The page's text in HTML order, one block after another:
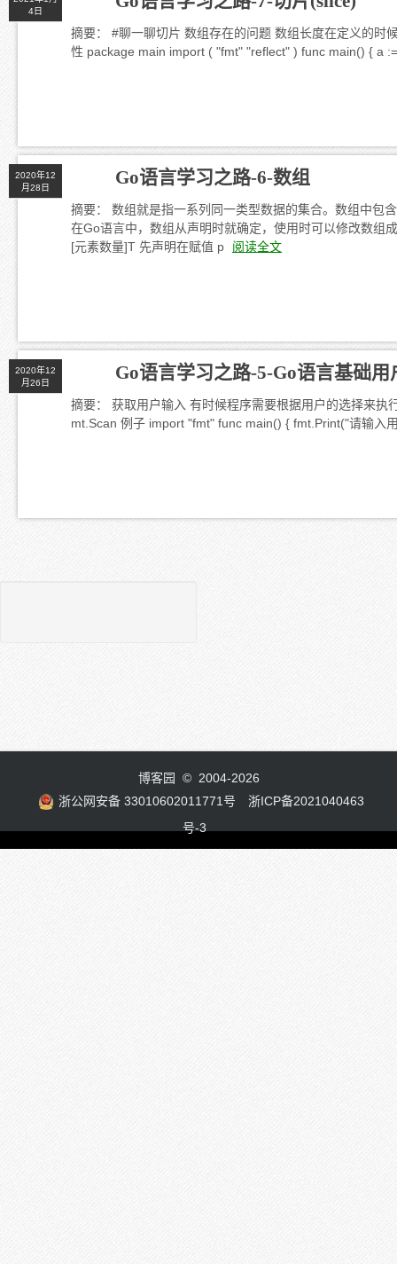
4日
摘要： #聊一聊切片 数组存在的问题 数组长度在定义的时
性 package main import ( "fmt" "reflect" ) func main() { a
2020年12
月28日
Go语言学习之路-6-数组
摘要： 数组就是指一系列同一类型数据的集合。数组中包
在Go语言中，数组从声明时就确定，使用时可以修改数组
[元素数量]T 先声明在赋值 p
阅读全文
2020年12
月26日
Go语言学习之路-5-Go语言基础
摘要： 获取用户输入 有时候程序需要根据用户的选择来
mt.Scan 例子 import "fmt" func main() { fmt.Print("请输入
博客园
© 2004-2026
浙公网安备 33010602011771号
浙ICP备2021040463
号-3